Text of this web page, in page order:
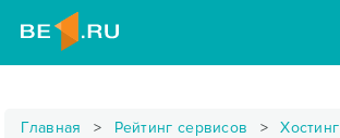
Главная Рейтинг сервисов
Хостинг